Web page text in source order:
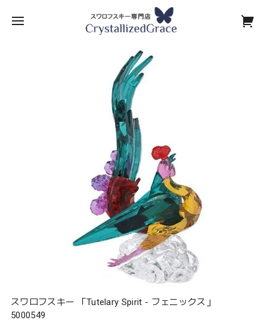
スワロフスキー 「Tutelary Spirit - フェニックス」
5000549